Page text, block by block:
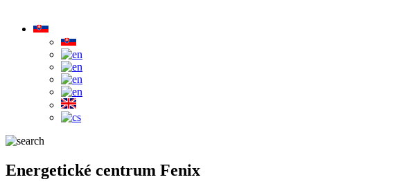
Energetické centrum Fenix